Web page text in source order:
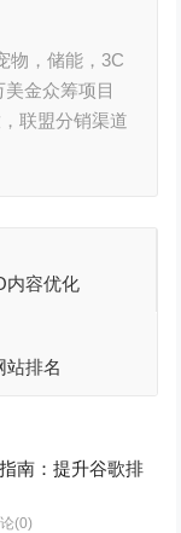
物，储能，3C
金众筹项目
联盟分销渠道
内容优化
站排名
南：提升谷歌排
(0)